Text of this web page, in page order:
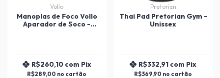
Vollo
Manoplas de Foco Vollo
Aparador de Soco -
R$289,00
R$260,10 com Pix
Pretorian
Thai Pad Pretorian Gym -
Unissex
R$369,90
R$332,91 com Pix